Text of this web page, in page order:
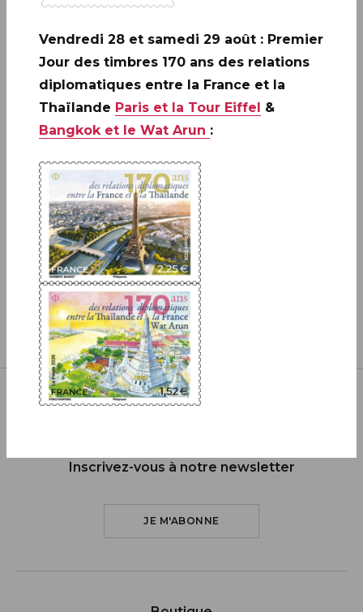
et questionner le monde.
5 séquences inédites « Le timbre œil sur le monde »
découvrir autrement une œuvre d’art, un lieu historique,
etc…
Desautocollants de réussiteen forme de timbre pour
récompenser l’enfant.
Les corrigés détachables.
COMMANDER
Inscrivez-vous à notre newsletter
JE M'ABONNE
Vendredi 28 et samedi 29 août : Premier
Jour des timbres 170 ans des relations
diplomatiques entre la France et la
Thaïlande Paris et la Tour Eiffel &
Bangkok et le Wat Arun :